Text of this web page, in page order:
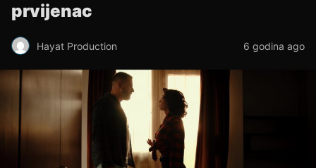
prvijenac
Hayat Production 6 godina ago